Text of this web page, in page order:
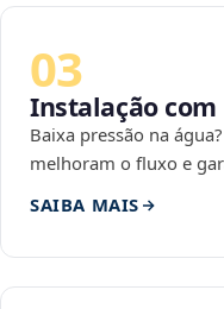
03
Instalação
Baixa pressão na
melhoram o fluxo e
SAIBA MAIS